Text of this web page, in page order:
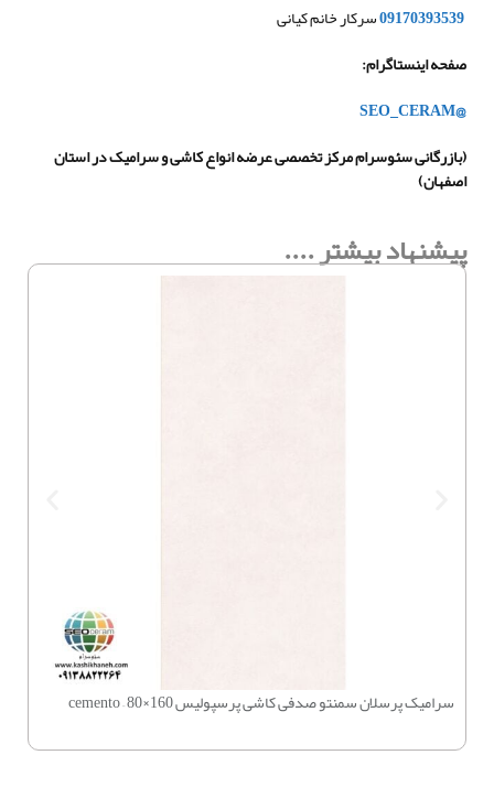
09170393539سرکار خانم کیانی
صفحه اینستاگرام:
@SEO_CERAM
(بازرگانی سئوسرام مرکز تخصصی عرضه انواع کاشی و سرامیک در استان
اصفهان)
پیشنهاد بیشتر ....
سرامیک پرسلان سمنتو صدفی کاشی پرسپولیس 160×80 – cemento